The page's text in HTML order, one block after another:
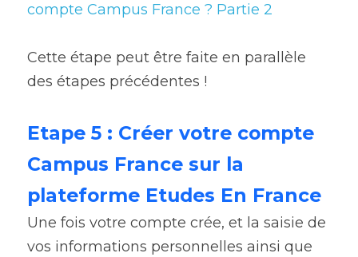
compte Campus France ? Partie 2
Cette étape peut être faite en parallèle
des étapes précédentes !
Etape 5 : Créer votre compte
Campus France sur la
plateforme Etudes En France
Une fois votre compte crée, et la saisie de
vos informations personnelles ainsi que